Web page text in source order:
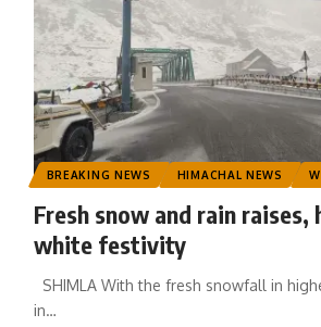
BREAKING NEWS HIMACHAL NEWS
Fresh snow and rain raises,
white festivity
SHIMLA With the fresh snowfall in
in…